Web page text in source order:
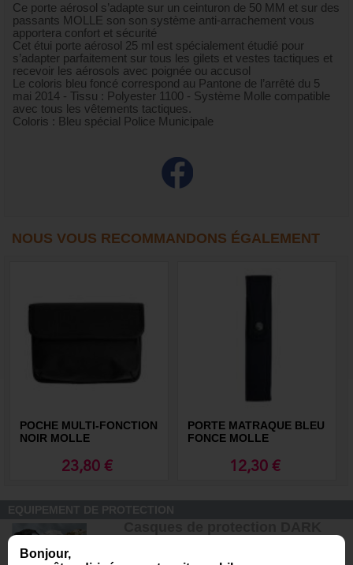
Bonjour,
Ce porte aérosol s’adapte sur un ceinturon de 50 MM et sur des
passants MOLLE son son système anti-arrachement vous
apportera confort et sécurité
Cet étui porte aérosol 25 ml est spécialement étudié pour
s’adapter parfaitement sur tous les gilets et vestes tactiques et
recevoir les aérosols avec poignée ou accusol
Le coloris bleu foncé correspond au Pantone de l’arrêté du 5
mai 2014 - Tissu : Polyester 1100 - Système Molle compatible
avec tous les vêtements tactiques.
Coloris : Bleu spécial Police Municipale
NOUS VOUS RECOMMANDONS ÉGALEMENT
POCHE MULTI-FONCTION
NOIR MOLLE
23,80 €
PORTE MATRAQUE BLEU
FONCE MOLLE
12,30 €